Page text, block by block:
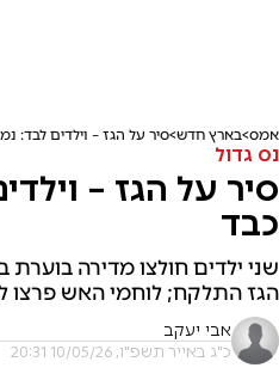
אמס בארץ חדש סיר על הגז – וילדים לבד:
נס גדול
סיר על הגז –
כבד
שני ילדים חולצו מדירה
הגז התלקח; לוחמי האש פרצו
אבי יעקב
כ"ג באייר תשפ"ו, 10/05/26 20:31